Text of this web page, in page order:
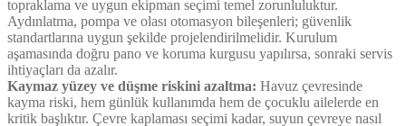
topraklama ve uygun ekipman seçimi temel zorunluluktur.
Aydınlatma, pompa ve olası otomasyon bileşenleri; güvenlik
standartlarına uygun şekilde projelendirilmelidir. Kurulum
aşamasında doğru pano ve koruma kurgusu yapılırsa, sonraki servis
ihtiyaçları da azalır.
Kaymaz yüzey ve düşme riskini azaltma: Havuz çevresinde
kayma riski, hem günlük kullanımda hem de çocuklu ailelerde en
kritik başlıktır. Çevre kaplaması seçimi kadar, suyun çevreye nasıl